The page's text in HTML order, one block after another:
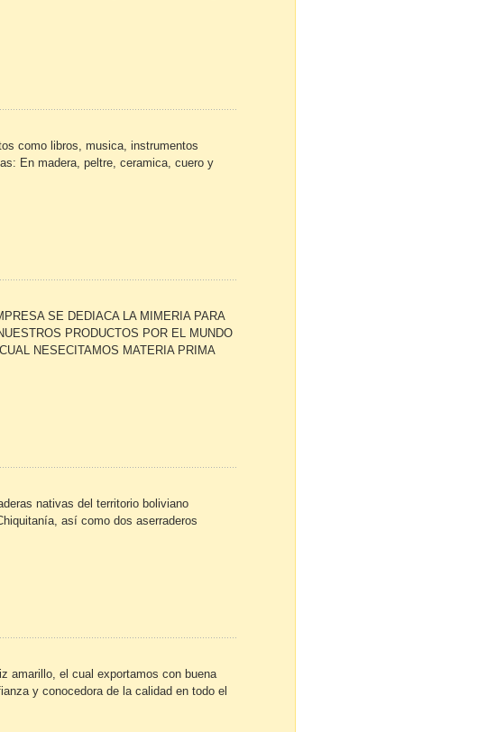
como libros, musica, instrumentos
En madera, peltre, ceramica, cuero y
SE DEDIACA LA MIMERIA PARA
PRODUCTOS POR EL MUNDO
NESECITAMOS MATERIA PRIMA
nativas del territorio boliviano
así como dos aserraderos
amarillo, el cual exportamos con buena
y conocedora de la calidad en todo el